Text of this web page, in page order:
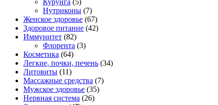
Курунга (5)
Нутриконы (7)
Женское здоровье (67)
Здоровое питание (42)
Иммунитет (82)
Флорента (3)
Косметика (64)
Легкие, почки, печень (34)
Литовиты (11)
Массажные средства (7)
Мужское здоровье (35)
Нервная система (26)